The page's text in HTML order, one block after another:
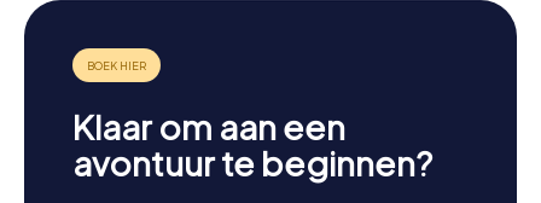
Klaar om aan een
avontuur te beginnen?